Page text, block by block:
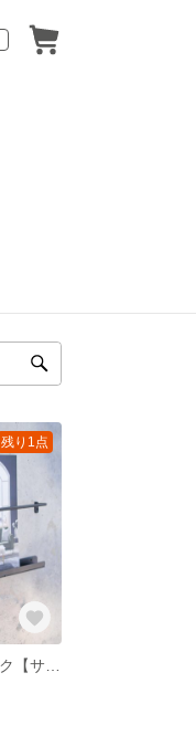
残り1点